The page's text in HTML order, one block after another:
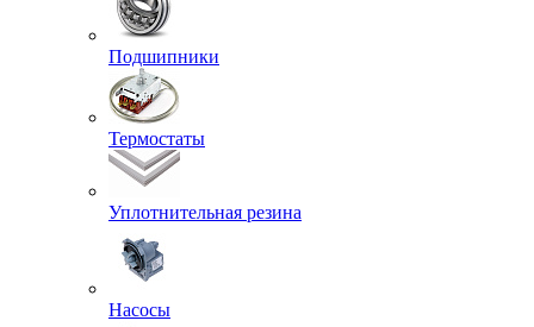
Подшипники
Термостаты
Уплотнительная резина
Насосы